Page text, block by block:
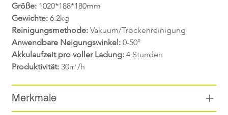
Größe: 1020*188*180mm
Gewichte: 6.2kg
Reinigungsmethode: Vakuum/Trockenreinigung
Anwendbare Neigungswinkel: 0-50°
Akkulaufzeit pro voller Ladung: 4 Stunden
Produktivität: 30㎡/h
Merkmale